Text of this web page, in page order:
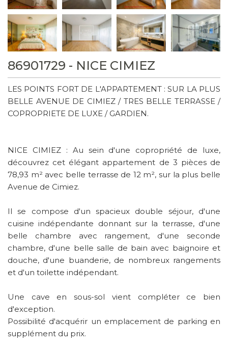
86901729 - NICE CIMIEZ
LES POINTS FORT DE L'APPARTEMENT : SUR LA PLUS
BELLE AVENUE DE CIMIEZ / TRES BELLE TERRASSE /
COPROPRIETE DE LUXE / GARDIEN.
NICE CIMIEZ : Au sein d'une copropriété de luxe,
découvrez cet élégant appartement de 3 pièces de
78,93 m² avec belle terrasse de 12 m², sur la plus belle
Avenue de Cimiez.
Il se compose d'un spacieux double séjour, d'une
cuisine indépendante donnant sur la terrasse, d'une
belle chambre avec rangement, d'une seconde
chambre, d'une belle salle de bain avec baignoire et
douche, d'une buanderie, de nombreux rangements
et d'un toilette indépendant.
Une cave en sous-sol vient compléter ce bien
d'exception.
Possibilité d'acquérir un emplacement de parking en
supplément du prix.